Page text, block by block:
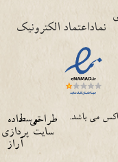
نماداعتماد الکترونیک
داده
پردازی
آراز
توسططراحی
سایت
می باشد.